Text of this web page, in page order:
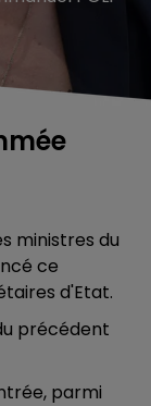
ministres du
ce
d'Etat.
précédent
parmi